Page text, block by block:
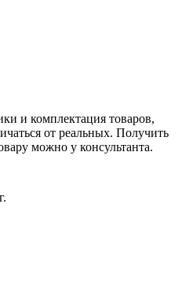
и комплектация товаров,
от реальных. Получить
можно у консультанта.
г.